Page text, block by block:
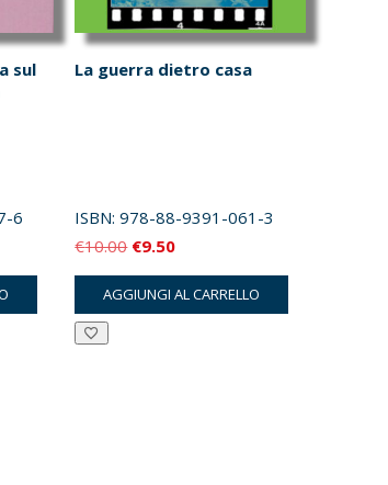
sul
6
La guerra dietro casa
ISBN:978-88-9391-061-3
€10.00 Il
prezzo
originale
€9.50Il
prezzo
attuale
AGGIUNGI AL CARRELLO